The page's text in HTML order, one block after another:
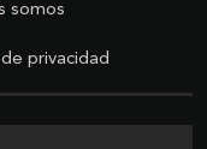
somos
privacidad